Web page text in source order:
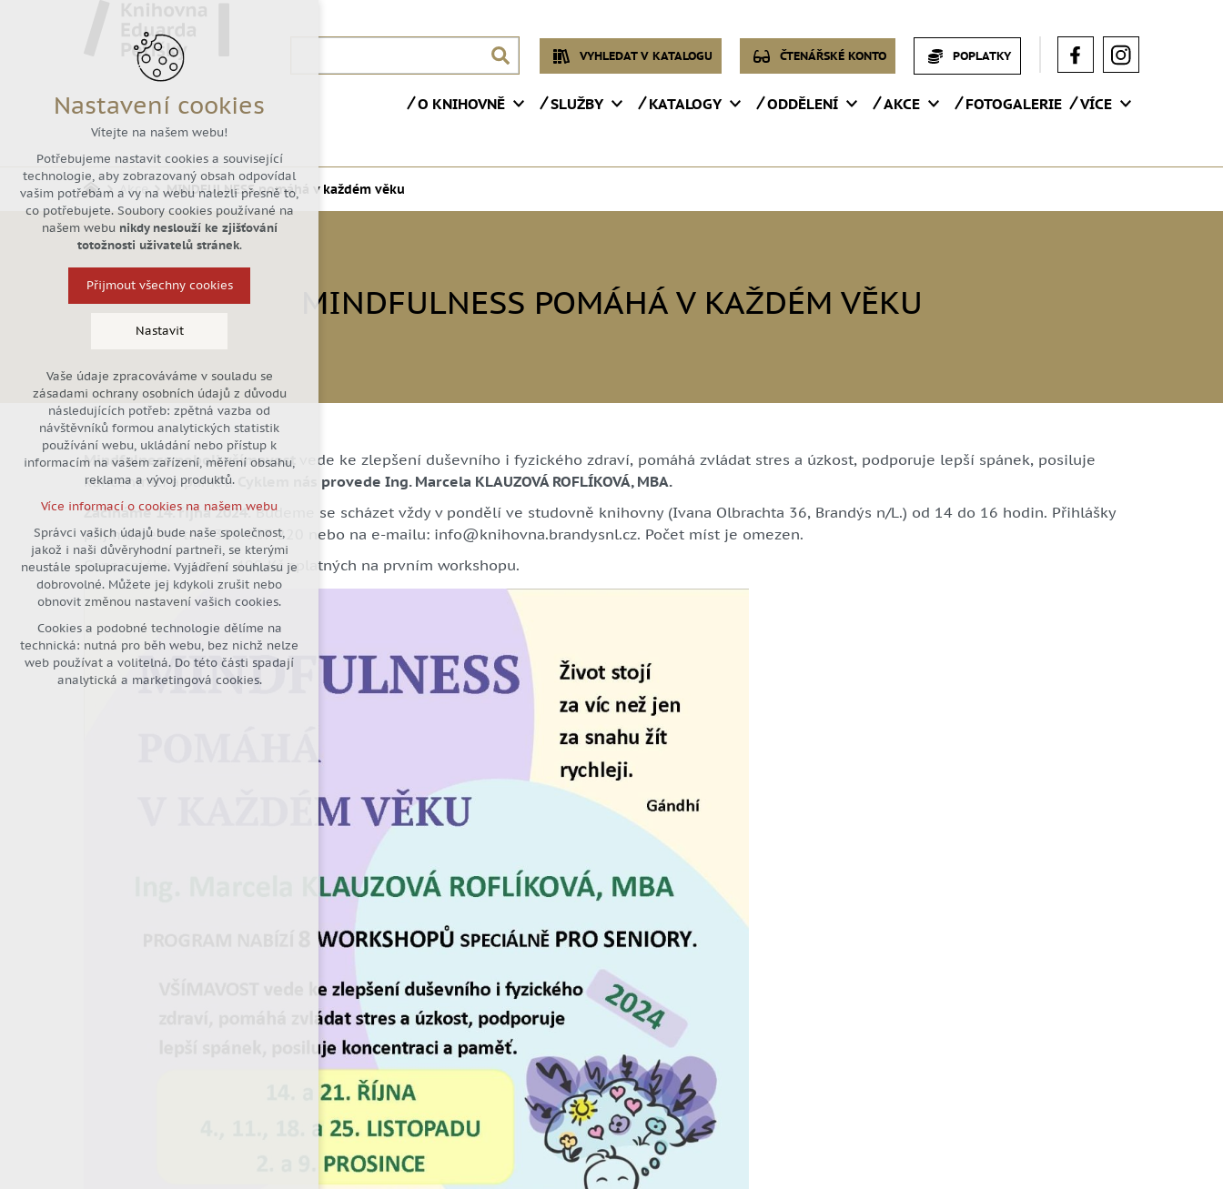
VYHLEDAT V KATALOGU ČTENÁŘSKÉ KONTO POPLATKY
O KNIHOVNĚ SLUŽBY KATALOGY ODDĚLENÍ AKCE FOTOGALERIE VÍCE
Akce MINDFULNESS pomáhá v každém věku
MINDFULNESS POMÁHÁ V KAŽDÉM VĚKU
Mindfulness neboli všímavost
vede ke zlepšení duševního i fyzického zdraví, pomáhá zvládat stres a úzkost, podporuje lepší spánek, posiluje
koncentraci a paměť.
Cyklem nás provede Ing. Marcela KLAUZOVÁ ROFLÍKOVÁ, MBA.
Začínáme 14. října 2024.Budeme se scházet vždy v pondělí ve studovně knihovny (Ivana Olbrachta 36, Brandýs n/L.) od 14 do 16 hodin. Přihlášky
přijímáme na tel.: 326 907 220 nebo na e-mailu: info@knihovna.brandysnl.cz. Počet míst je omezen.
Cena celého cyklu je 400 Kč splatných na prvním workshopu.
Nastavení cookies
Vítejte na našem webu!
Potřebujeme nastavit cookies a související
technologie, aby zobrazovaný obsah odpovídal
vašim potřebám a vy na webu nalezli přesně to,
co potřebujete. Soubory cookies používané na
našem webu nikdy neslouží ke zjišťování
totožnosti uživatelů stránek.
Přijmout všechny cookies
Nastavit
Technická cookies
nutná pro provozování webu
udržení kontextu stránek (session):
případná přihlášení, volby jazyka,
apod.
analytická pro anonymizované
vyhodnocení návštěvnosti
marketingová cookies (Google)
Více informací o cookies na našem webu
Přijmout všechny cookies
Odmítnout vše
Vaše údaje zpracováváme v souladu se
zásadami ochrany osobních údajů z důvodu
následujících potřeb: zpětná vazba od
návštěvníků formou analytických statistik
používání webu, ukládání nebo přístup k
informacím na vašem zařízení, měření obsahu,
reklama a vývoj produktů.
Více informací o cookies na našem webu
Správci vašich údajů bude naše společnost,
jakož i naši důvěryhodní partneři, se kterými
neustále spolupracujeme. Vyjádření souhlasu je
dobrovolné. Můžete jej kdykoli zrušit nebo
obnovit změnou nastavení vašich cookies.
Cookies a podobné technologie dělíme na
technická: nutná pro běh webu, bez nichž nelze
web používat a volitelná. Do této části spadají
analytická a marketingová cookies.